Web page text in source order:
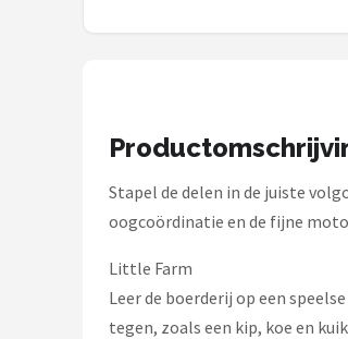
Shop
Chouette-Chouette
Happy Horse
Soft Touch
Stapel de delen in de juiste
oogcoördinatie en de fijne
Little Farm
Leer de boerderij op een
tegen, zoals een kip, koe en